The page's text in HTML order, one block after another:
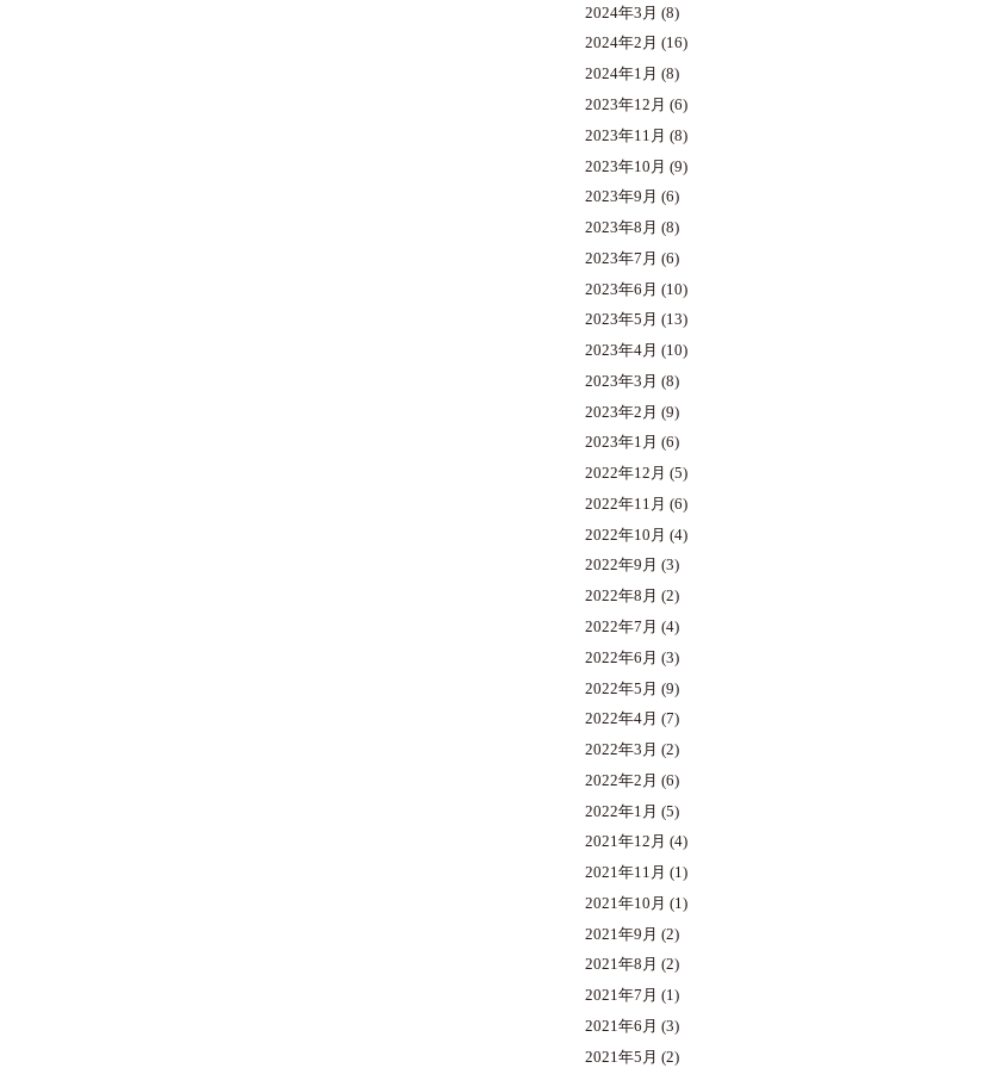
2024年3月 (8)
2024年2月 (16)
2024年1月 (8)
2023年12月 (6)
2023年11月 (8)
2023年10月 (9)
2023年9月 (6)
2023年8月 (8)
2023年7月 (6)
2023年6月 (10)
2023年5月 (13)
2023年4月 (10)
2023年3月 (8)
2023年2月 (9)
2023年1月 (6)
2022年12月 (5)
2022年11月 (6)
2022年10月 (4)
2022年9月 (3)
2022年8月 (2)
2022年7月 (4)
2022年6月 (3)
2022年5月 (9)
2022年4月 (7)
2022年3月 (2)
2022年2月 (6)
2022年1月 (5)
2021年12月 (4)
2021年11月 (1)
2021年10月 (1)
2021年9月 (2)
2021年8月 (2)
2021年7月 (1)
2021年6月 (3)
2021年5月 (2)